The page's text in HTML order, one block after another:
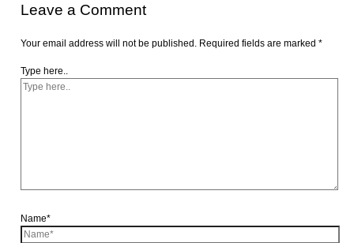
Leave a Comment
Your email address will not be published. Required fields are marked*
Type here..
Name*